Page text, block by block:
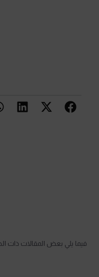
فيما يلي بعض المقالات ذات